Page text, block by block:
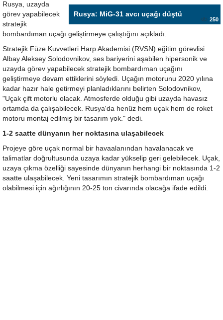
Rusya: MiG-31 avcı uçağı düştü
250
Rusya, uzayda
görev yapabilecek
stratejik
bombardıman uçağı geliştirmeye çalıştığını açıkladı.
Stratejik Füze Kuvvetleri Harp Akademisi (RVSN) eğitim görevlisi
Albay Aleksey Solodovnikov, ses bariyerini aşabilen hipersonik ve
uzayda görev yapabilecek stratejik bombardıman uçağını
geliştirmeye devam ettiklerini söyledi. Uçağın motorunu 2020 yılına
kadar hazır hale getirmeyi planladıklarını belirten Solodovnikov,
"Uçak çift motorlu olacak. Atmosferde olduğu gibi uzayda havasız
ortamda da çalışabilecek. Rusya'da henüz hem uçak hem de roket
motoru montaj edilmiş bir tasarım yok." dedi.
1-2 saatte dünyanın her noktasına ulaşabilecek
Projeye göre uçak normal bir havaalanından havalanacak ve
talimatlar doğrultusunda uzaya kadar yükselip geri gelebilecek. Uçak,
uzaya çıkma özelliği sayesinde dünyanın herhangi bir noktasında 1-2
saatte ulaşabilecek. Yeni tasarımın stratejik bombardıman uçağı
olabilmesi için ağırlığının 20-25 ton civarında olacağa ifade edildi.